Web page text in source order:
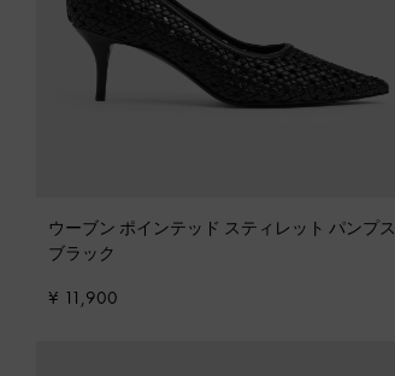
ウーブン ポインテッド スティレット パンプス
ブラック
¥ 11,900